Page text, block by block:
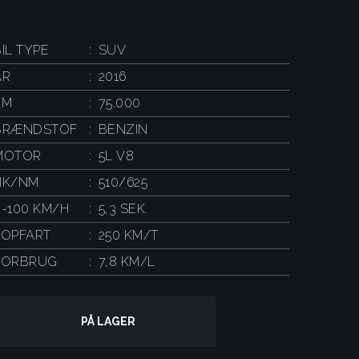
TYPE
SUV
2016
75.000
BENZIN
5L V8
NM
510/625
100 KM/H
5,3 SEK.
250 KM/T
7,8 KM/L
PÅ LAGER